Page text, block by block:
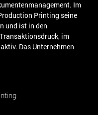
Im
Printing seine
und ist in den
im
Das Unternehmen